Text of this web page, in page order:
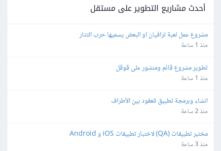
أحدث مشاريع التطوير على مستقل
مشروع عمل لعبة ترافيان او البعض يسميها حرب التتار
منذ 1 ساعة
تطوير مشروع قائم ومنشور على قوقل
منذ 1 ساعة
انشاء وبرمجة تطبيق للعقود بين الأطراف
منذ 2 ساعة
مختبر تطبيقات (QA) لاختبار تطبيقات iOS و Android
منذ 3 ساعة